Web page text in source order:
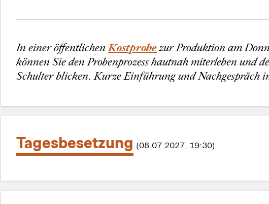
In einer öffentlichenKostprobezur Produktion am
können Sie den Probenprozess hautnah miterleben und
Schulter blicken. Kurze Einführung und Nachgespräch
Tagesbesetzung (08.07.2027, 19:30)